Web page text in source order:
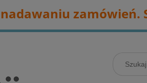
zamówień.